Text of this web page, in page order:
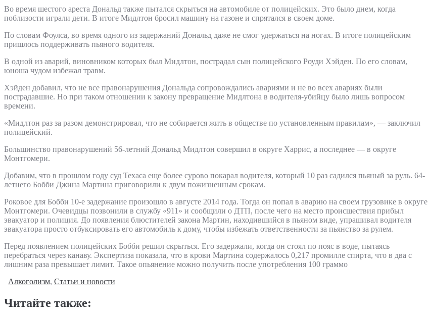
Во время шестого ареста Дональд также пытался скрыться на автомобиле от полицейских. Это было днем, когда
поблизости играли дети. В итоге Мидлтон бросил машину на газоне и спрятался в своем доме.
По словам Фоулса, во время одного из задержаний Дональд даже не смог удержаться на ногах. В итоге полицейским
пришлось поддерживать пьяного водителя.
В одной из аварий, виновником которых был Мидлтон, пострадал сын полицейского Роуди Хэйден. По его словам,
юноша чудом избежал травм.
Хэйден добавил, что не все правонарушения Дональда сопровождались авариями и не во всех авариях были
пострадавшие. Но при таком отношении к закону превращение Мидлтона в водителя-убийцу было лишь вопросом
времени.
«Мидлтон раз за разом демонстрировал, что не собирается жить в обществе по установленным правилам», — заключил
полицейский.
Большинство правонарушений 56-летний Дональд Мидлтон совершил в округе Харрис, а последнее — в округе
Монтгомери.
Добавим, что в прошлом году суд Техаса еще более сурово покарал водителя, который 10 раз садился пьяный за руль. 64-
летнего Бобби Джина Мартина приговорили к двум пожизненным срокам.
Роковое для Бобби 10-е задержание произошло в августе 2014 года. Тогда он попал в аварию на своем грузовике в округе
Монтгомери. Очевидцы позвонили в службу «911» и сообщили о ДТП, после чего на место происшествия прибыл
эвакуатор и полиция. До появления блюстителей закона Мартин, находившийся в пьяном виде, упрашивал водителя
эвакуатора просто отбуксировать его автомобиль к дому, чтобы избежать ответственности за пьянство за рулем.
Перед появлением полицейских Бобби решил скрыться. Его задержали, когда он стоял по пояс в воде, пытаясь
перебраться через канаву. Экспертиза показала, что в крови Мартина содержалось 0,217 промилле спирта, что в два с
лишним раза превышает лимит. Такое опьянение можно получить после употребления 100 граммо
Алкоголизм, Статьи и новости
Читайте также: